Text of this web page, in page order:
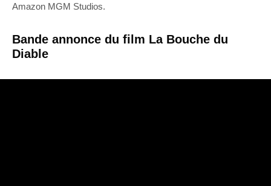
Amazon MGM Studios.
Bande annonce du film La Bouche du
Diable